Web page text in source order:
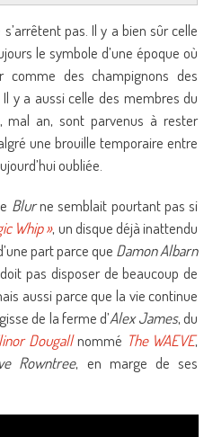
pas. Il y a bien sûr celle
le symbole d’une époque où
comme des champignons des
y a aussi celle des membres du
mal an, sont parvenus à rester
une brouille temporaire entre
oubliée.
Blurne semblait pourtant pas si
Whip », un disque déjà inattendu
part parce que Damon Albarn
pas disposer de beaucoup de
aussi parce que la vie continue
de la ferme d’Alex James, du
Dougallnommé The WAEVE,
Rowntree, en marge de ses